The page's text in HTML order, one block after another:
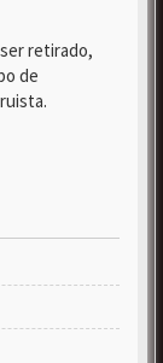
retirado,
de